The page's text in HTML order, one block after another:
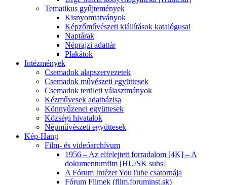
Tematikus gyűjtemények
Kisnyomtatványok
Képzőművészeti kiállítások katalógusai
Naptárak
Néprajzi adattár
Plakátok
Intézmények
Csemadok alapszervezetek
Csemadok művészeti együttesek
Csemadok területi választmányok
Kézművesek adatbázisa
Könnyűzenei együttesek
Községi hivatalok
Népművészeti együttesek
Kép-Hang
Film- és videóarchívum
1956 – Az elfelejtett forradalom [4K] – A
dokumentumflm [HU/SK subs]
A Fórum Intézet YouTube csatornája
Fórum Filmek (film.foruminst.sk)